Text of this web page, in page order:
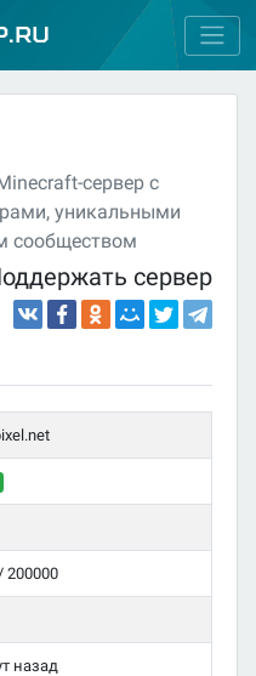
сервер с
уникальными
сообществом
сервер
200000
назад